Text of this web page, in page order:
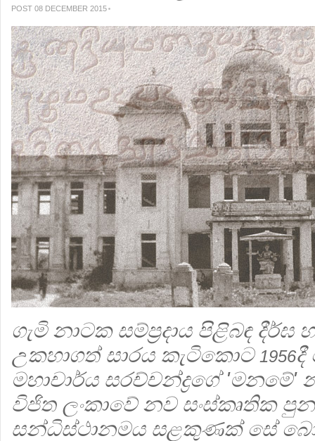
POST 08 DECEMBER 2015
ගැමි නාටක සම්ප්‍රදාය පිළිබඳ දීර්ඝ
උකහාගත් සාරය කැටිකොට 1956
මහාචාර්ය සරච්චන්ද්‍රගේ 'මනමේ'
විජිත ලංකාවේ නව සංස්කෘතික
සන්ධිස්ථානමය සළකුණක් සේ